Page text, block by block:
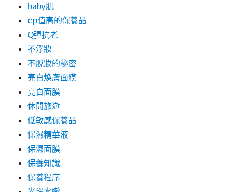
baby肌
cp值高的保養品
Q彈抗老
不浮妝
不脫妝的秘密
亮白煥膚面膜
亮白面膜
休閒旅遊
低敏感保養品
保濕精華液
保濕面膜
保養知識
保養程序